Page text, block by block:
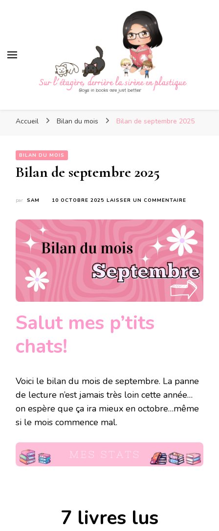
Sur l'étagère, derrière la
sirène en plastique
sirène en plastique
Accueil Bilan du mois Bilan de septembre 2025
BILAN DU MOIS
Bilan de septembre 2025
par SAM 10 OCTOBRE 2025 LAISSER UN COMMENTAIRE
2025
Salut mes p’tits
chats!
Voici le bilan du mois de septembre. La panne
de lecture n’est jamais très loin cette année…
on espère que ça ira mieux en octobre…même
si le mois commence mal.
7 livres lus